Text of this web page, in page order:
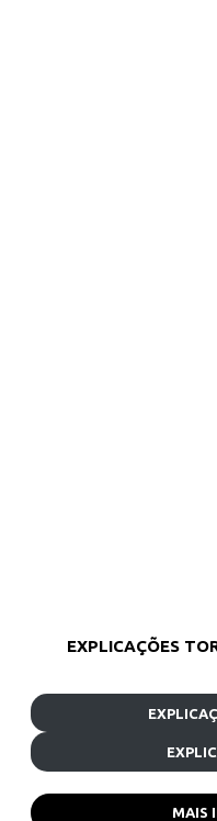
EXPLICAÇÕES
MAIS